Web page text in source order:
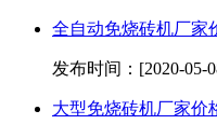
全自动免烧砖机厂家
发布时间：[2020-05-
大型免烧砖机厂家价